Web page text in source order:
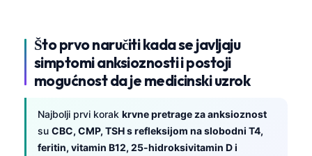
Što prvo naručiti kada se javljaju
simptomi anksioznosti i postoji
mogućnost da je medicinski uzrok
Najbolji prvi korak krvne pretrage za anksioznost
su CBC, CMP, TSH s refleksijom na slobodni T4,
feritin, vitamin B12, 25-hidroksivitamin D i